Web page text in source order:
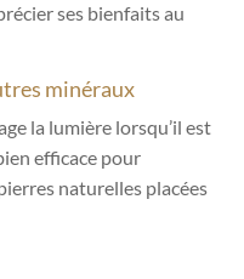
ses bienfaits au
minéraux
la lumière lorsqu’il est
efficace pour
naturelles placées